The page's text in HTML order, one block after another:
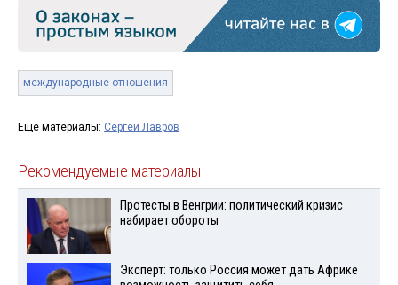
международные отношения
Ещё материалы: Сергей Лавров
Рекомендуемые материалы
Протесты в Венгрии: политический кризис
набирает обороты
Эксперт: только Россия может дать Африке